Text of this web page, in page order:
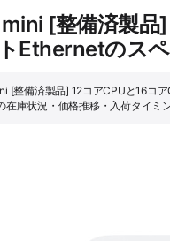
[整備済製品
Ethernetのス
[整備済製品] 12コアCPUと16コ
在庫状況・価格推移・入荷タイミ